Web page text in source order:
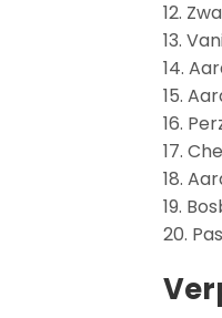
12.
13.
14.
15.
16.
17.
18.
19.
20.